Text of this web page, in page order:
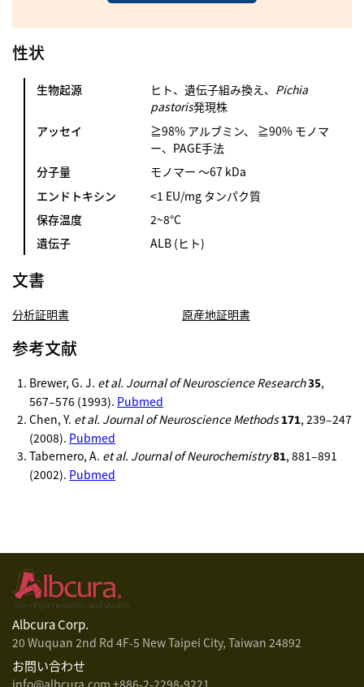
性状
生物起源 ヒト、遺伝子組み換え、 Pichia
pastoris発現株
アッセイ
≧98% アルブミン、 ≧90% モノマ
ー、PAGE手法
分子量
モノマー 〜67 kDa
エンドトキシン
<1 EU/mg タンパク質
保存温度
2~8°C
遺伝子
ALB (ヒト)
文書
分析証明書 原産地証明書
参考文献
Brewer, G. J. et al. Journal of Neuroscience Research 35,
567–576 (1993). Pubmed
Chen, Y. et al. Journal of Neuroscience Methods 171, 239–247
(2008). Pubmed
Tabernero, A. et al. Journal of Neurochemistry81, 881–891
(2002). Pubmed
Albcura Corp.
20 Wuquan 2nd Rd 4F-5 New Taipei City, Taiwan 24892
お問い合わせ
info@albcura.com +886-2-2298-9221